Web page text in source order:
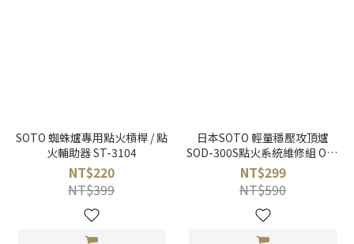
SOTO 蜘蛛爐專用點火槓桿 / 點
火輔助器 ST-3104
NT$220
NT$399
日本SOTO 輕量穩壓攻頂爐
SOD-300S點火系統維修組 OD-
1RP
NT$299
NT$590